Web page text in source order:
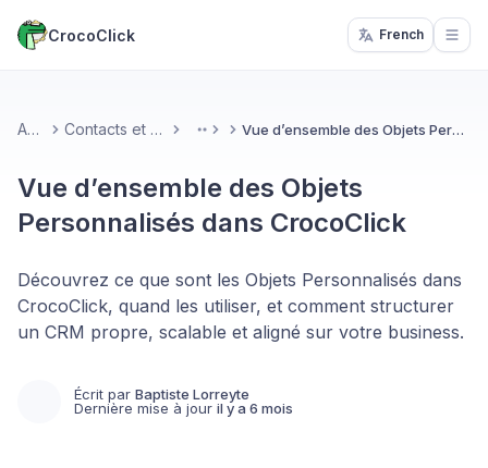
CrocoClick French
Accueil Contacts et Opportunités More Vue d’ensemble des Objets Personnalisés dans CrocoClick
Vue d’ensemble des Objets
Personnalisés dans CrocoClick
Découvrez ce que sont les Objets Personnalisés dans
CrocoClick, quand les utiliser, et comment structurer
un CRM propre, scalable et aligné sur votre business.
Écrit par Baptiste Lorreyte
Dernière mise à jour il y a 6 mois